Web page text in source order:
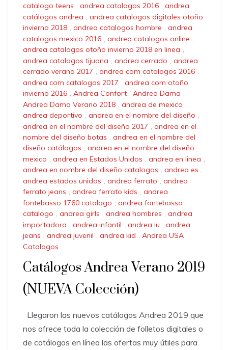
catalogo teens , andrea catalogos 2016 , andrea
catálogos andrea , andrea catalogos digitales otoño
invierno 2018 , andrea catalogos hombre , andrea
catalogos mexico 2016 , andrea catalogos online ,
andrea catalogos otoño invierno 2018 en linea ,
andrea catalogos tijuana
andrea cerrado
andrea
cerrado verano 2017 , andrea com catalogos 2016 ,
andrea com catalogos 2017
andrea com otoño
invierno 2016 , Andrea Confort , Andrea Dama ,
Andrea Dama Verano 2018
andrea de mexico
andrea deportivo , andrea en el nombre del diseño ,
andrea en el nombre del diseño 2017
andrea en el
nombre del diseño botas , andrea en el nombre del
diseño catálogos , andrea en el nombre del diseño
mexico , andrea en Estados Unidos , andrea en linea ,
andrea en nombre del diseño catalogos , andrea es ,
andrea estados unidos , andrea ferrato , andrea
ferrato jeans , andrea ferrato kids , andrea
fontebasso 1760 catalogo , andrea fontebasso
catalogo , andrea girls , andrea hombres , andrea
importadora , andrea infantil , andrea iu , andrea
jeans , andrea juvenil , andrea kid , Andrea USA ,
Catalogos
Catálogos Andrea Verano 2019
(NUEVA Colección)
Llegaron las nuevos catálogos Andrea 2019 que
nos ofrece toda la colección de folletos digitales o
de catálogos en línea las ofertas muy útiles para